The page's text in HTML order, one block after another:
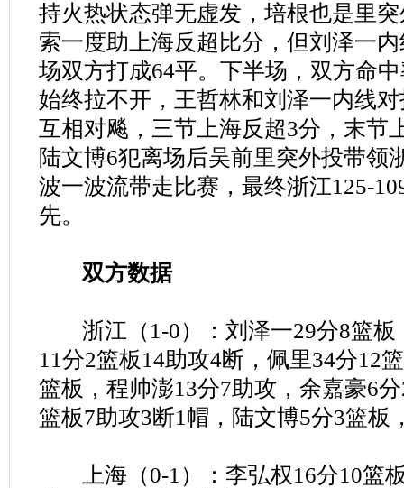
持火热状态弹无虚发，培根也是里
索一度助上海反超比分，但刘泽一
场双方打成64平。下半场，双方命
始终拉不开，王哲林和刘泽一内线
互相对飚，三节上海反超3分，末节
陆文博6犯离场后吴前里突外投带领
波一波流带走比赛，最终浙江125-
先。
双方数据
浙江（1-0）：刘泽一29分8篮板
11分2篮板14助攻4断，佩里34分12
篮板，程帅澎13分7助攻，余嘉豪6
篮板7助攻3断1帽，陆文博5分3篮板
上海（0-1）：李弘权16分10篮